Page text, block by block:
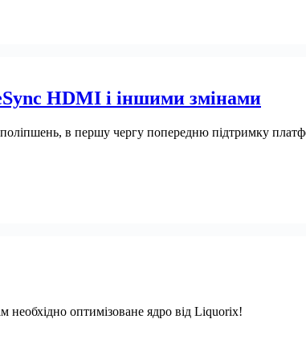
HDMI і іншими змінами
поліпшень, в першу чергу попередню підтримку
необхідно оптимізоване ядро від Liquorix!